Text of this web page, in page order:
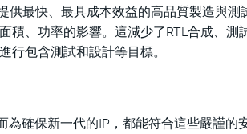
最快、最具成本效益的高品質製造與測
積、功率的影響。這減少了RTL合成、測
行包含測試和設計等目標。
為確保新一代的IP，都能符合這些嚴謹的